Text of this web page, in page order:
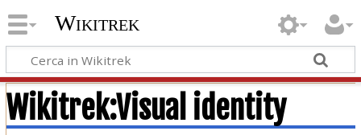
Wikitrek
Wikitrek:Visual identity